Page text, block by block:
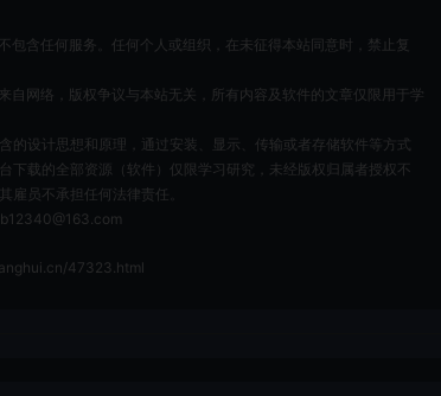
含任何服务。任何个人或组织，在未征得本站同意时，禁止复
网络，版权争议与本站无关，所有内容及软件的文章仅限用于学
设计思想和原理，通过安装、显示、传输或者存储软件等方式
下载的全部资源（软件）仅限学习研究，未经版权归属者授权不
员不承担任何法律责任。
47323.html